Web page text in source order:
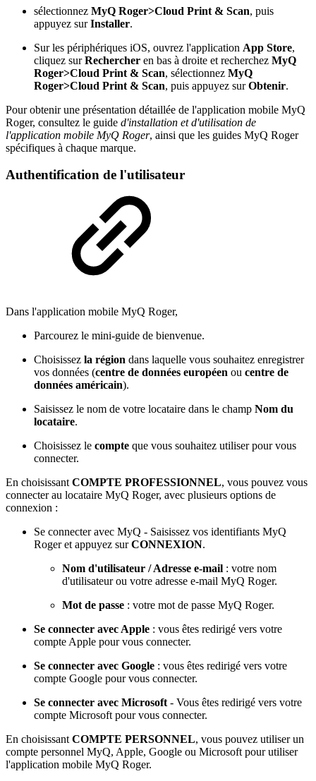
sélectionnez MyQ Roger>Cloud Print & Scan, puis
appuyez surInstaller.
Sur les périphériques iOS, ouvrez l'application App Store,
cliquez surRechercher en bas à droite et recherchez MyQ
Roger>Cloud Print & Scan, sélectionnez MyQ
Roger>Cloud Print & Scan, puis appuyez surObtenir.
Pour obtenir une présentation détaillée de l'application mobile MyQ
Roger, consultez le guide d'installation et d'utilisation de
l'application mobile MyQ Roger, ainsi que les guides MyQ Roger
spécifiques à chaque marque.
Authentification de l'utilisateur
Dans l'application mobile MyQ Roger,
Parcourez le mini-guide de bienvenue.
Choisissez la région dans laquelle vous souhaitez enregistrer
vos données (centre de données européen ou centre de
données américain).
Saisissez le nom de votre locataire dans le champ Nom du
locataire.
Choisissez le compte que vous souhaitez utiliser pour vous
connecter.
En choisissant COMPTE PROFESSIONNEL, vous pouvez vous
connecter au locataire MyQ Roger, avec plusieurs options de
connexion :
Se connecter avec MyQ - Saisissez vos identifiants MyQ
Roger et appuyez surCONNEXION.
Nom d'utilisateur / Adresse e-mail : votre nom
d'utilisateur ou votre adresse e-mail MyQ Roger.
Mot de passe : votre mot de passe MyQ Roger.
Se connecter avec Apple : vous êtes redirigé vers votre
compte Apple pour vous connecter.
Se connecter avec Google : vous êtes redirigé vers votre
compte Google pour vous connecter.
Se connecter avec Microsoft - Vous êtes redirigé vers votre
compte Microsoft pour vous connecter.
En choisissant COMPTE PERSONNEL, vous pouvez utiliser un
compte personnel MyQ, Apple, Google ou Microsoft pour utiliser
l'application mobile MyQ Roger.